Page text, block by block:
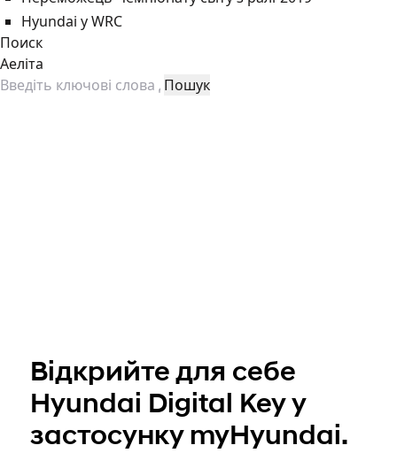
Hyundai у WRC
Поиск
Аеліта
Відкрийте для себе
Hyundai Digital Key у
застосунку myHyundai.